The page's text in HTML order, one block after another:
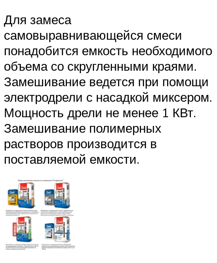
Для замеса
самовыравнивающейся смеси
понадобится емкость необходимого
объема со скругленными краями.
Замешивание ведется при помощи
электродрели с насадкой миксером.
Мощность дрели не менее 1 КВт.
Замешивание полимерных
растворов производится в
поставляемой емкости.